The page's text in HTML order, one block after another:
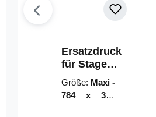
Ersatzdruck
für Stage
Riser
Größe: Maxi -
784 x 314